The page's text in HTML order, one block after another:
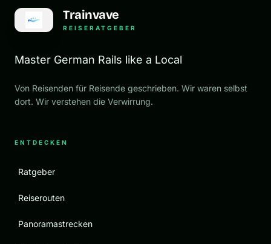
Trainvave
REISERATGEBER
Master German Rails like a Local
Von Reisenden für Reisende geschrieben. Wir waren selbst
dort. Wir verstehen die Verwirrung.
ENTDECKEN
Ratgeber
Reiserouten
Panoramastrecken